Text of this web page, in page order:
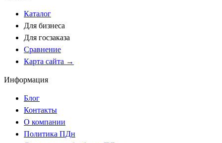
Каталог
Для бизнеса
Для госзаказа
Сравнение
Карта сайта →
Информация
Блог
Контакты
О компании
Политика ПДн